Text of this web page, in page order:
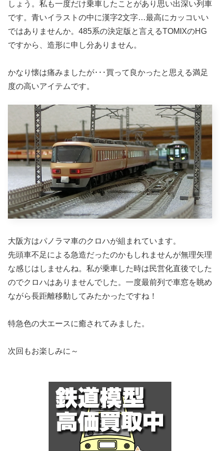
しょう。私も一度だけ乗車したことがあり思い出深い列車
です。青いイラストの中に漢字2文字…最高にカッコいい
ではありませんか。485系の決定版と言えるTOMIXのHG
ですから、造形に申し分ありません。
かなり懐は痛みましたが･･･買って良かったと思える満足
度の高いアイテムです。
大阪方はパノラマ車のクロハが組まれています。
先頭車不足による急造だったのかもしれませんが無理矢理
な感じはしませんね。私が乗車した時は民営化直後でした
のでクロハはありませんでした。一度最前列で車窓を眺め
ながら長距離移動してみたかったですね！
特急色の大エースに癒されてみました。
次回もお楽しみに～